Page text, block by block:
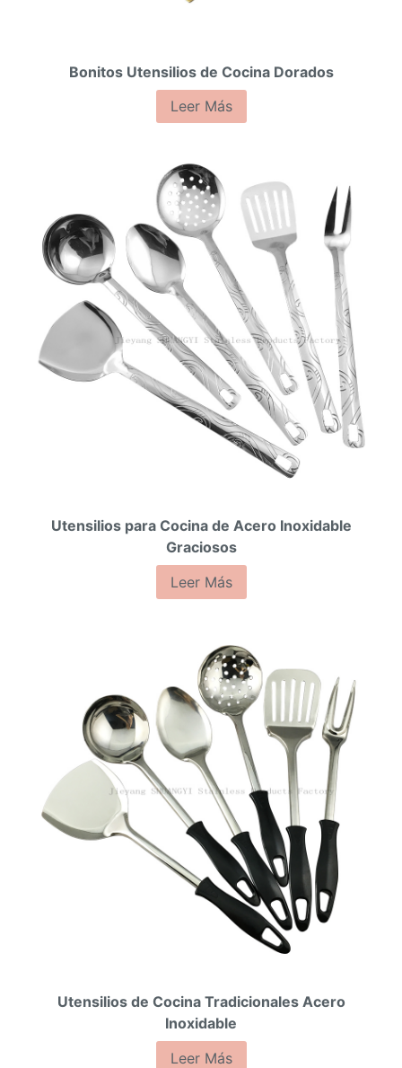
Bonitos Utensilios de Cocina Dorados
Leer Más
Utensilios para Cocina de Acero Inoxidable
Graciosos
Leer Más
Utensilios de Cocina Tradicionales Acero
Inoxidable
Leer Más